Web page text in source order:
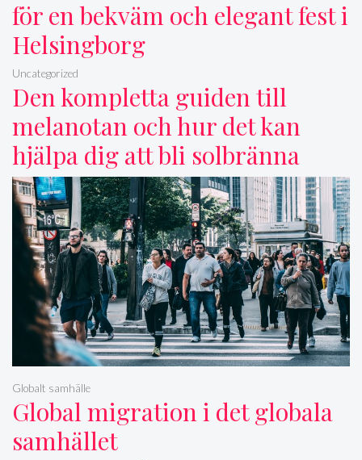
för en bekväm och elegant fest i
Helsingborg
Den kompletta guiden till
melanotan och hur det kan
hjälpa dig att bli solbränna
Uncategorized
Global migration i det globala
samhället
Globalt samhälle